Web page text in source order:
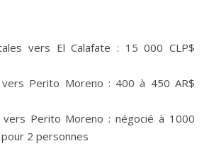
vers El Calafate : 15 000 CLP$
vers Perito Moreno : 400 à 450 AR$
vers Perito Moreno : négocié à 1000
2 personnes